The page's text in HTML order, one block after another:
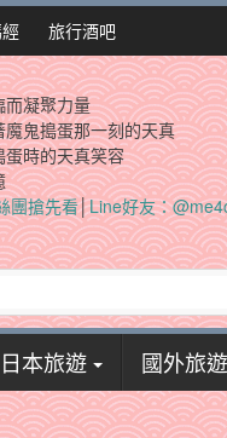
旅行酒吧
而凝聚力量
鬼搗蛋那一刻的天真
時的天真笑容
團搶先看│Line好友：
日本旅遊 國外旅遊